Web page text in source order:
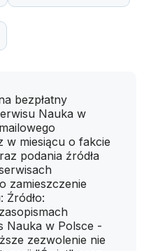
bezpłatny
Nauka w
w miesiącu o fakcie
podania źródła
zamieszczenie
Źródło:
Nauka w Polsce -
zezwolenie nie